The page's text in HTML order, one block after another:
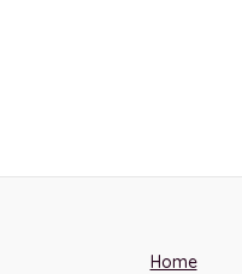
Home